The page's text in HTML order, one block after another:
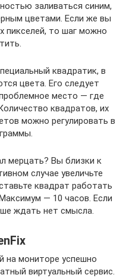
заливаться синим,
цветами. Если же вы
пикселей, то шаг можно
квадратик, в
цвета. Его следует
место — где
квадратов, их
можно регулировать в
мерцать? Вы близки к
случае увеличьте
квадрат работать
— 10 часов. Если
ждать нет смысла.
на мониторе успешно
виртуальный сервис.